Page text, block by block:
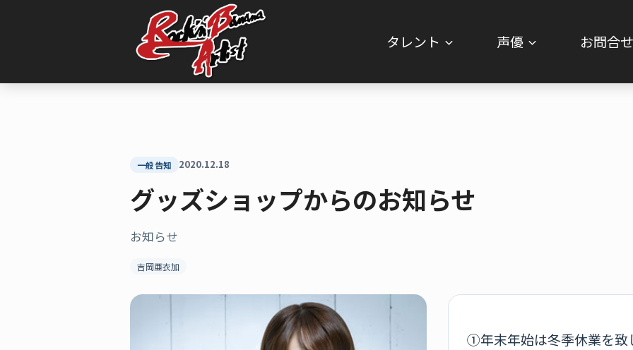
ッ
タレント 声優 お問合せ
一般告知 2020.12.18
グッズショップからのお知らせ
お知らせ
吉岡亜衣加
①年末年始は冬季休業を致